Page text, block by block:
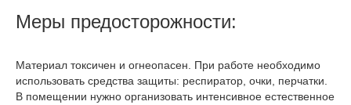
Меры предосторожности:
Материал токсичен и огнеопасен. При работе необходимо
использовать средства защиты: респиратор, очки, перчатки.
В помещении нужно организовать интенсивное естественное